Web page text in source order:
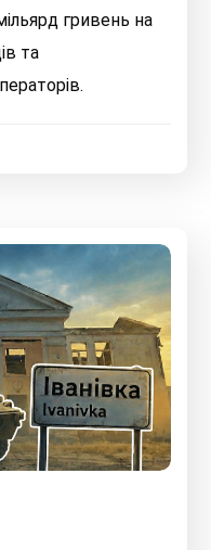
гривень на
та